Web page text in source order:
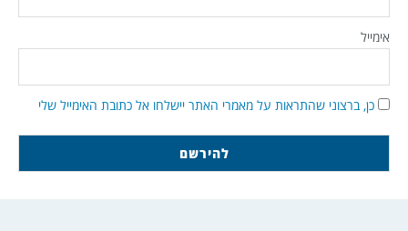
אימייל
כן, ברצוני שהתראות על מאמרי האתר יישלחו אל כתובת האימייל שלי